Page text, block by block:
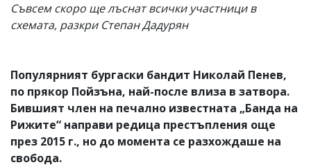
Съвсем скоро ще лъснат всички участници в
схемата, разкри Степан Дадурян
Популярният бургаски бандит Николай Пенев,
по прякор Пойзъна, най-после влиза в затвора.
Бившият член на печално известната „Банда на
Рижите“ направи редица престъпления още
през 2015 г., но до момента се разхождаше на
свобода.